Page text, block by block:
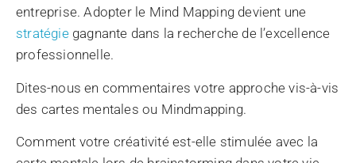
entreprise. Adopter le Mind Mapping devient une
stratégiegagnante dans la recherche de l’excellence
professionnelle.
Dites-nous en commentaires votre approche vis-à-vis
des cartes mentales ou Mindmapping.
Comment votre créativité est-elle stimulée avec la